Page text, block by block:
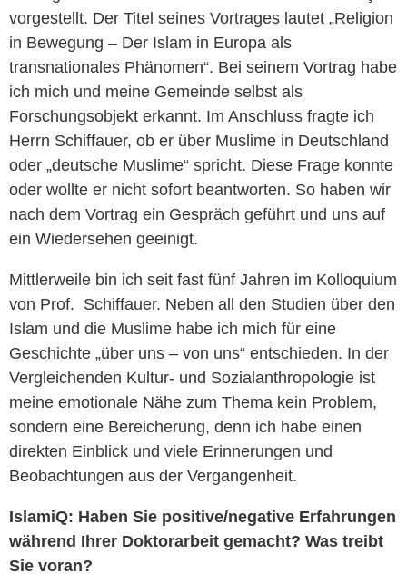
vorgestellt. Der Titel seines Vortrages lautet „Religion
in Bewegung – Der Islam in Europa als
transnationales Phänomen“. Bei seinem Vortrag habe
ich mich und meine Gemeinde selbst als
Forschungsobjekt erkannt. Im Anschluss fragte ich
Herrn Schiffauer, ob er über Muslime in Deutschland
oder „deutsche Muslime“ spricht. Diese Frage konnte
oder wollte er nicht sofort beantworten. So haben wir
nach dem Vortrag ein Gespräch geführt und uns auf
ein Wiedersehen geeinigt.
Mittlerweile bin ich seit fast fünf Jahren im Kolloquium
von Prof. Schiffauer. Neben all den Studien über den
Islam und die Muslime habe ich mich für eine
Geschichte „über uns – von uns“ entschieden. In der
Vergleichenden Kultur- und Sozialanthropologie ist
meine emotionale Nähe zum Thema kein Problem,
sondern eine Bereicherung, denn ich habe einen
direkten Einblick und viele Erinnerungen und
Beobachtungen aus der Vergangenheit.
IslamiQ: Haben Sie positive/negative Erfahrungen
während Ihrer Doktorarbeit gemacht? Was treibt
Sie voran?